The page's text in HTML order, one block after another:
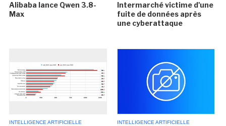
Alibaba lance Qwen 3.8-
Max
Intermarché victime d'une
fuite de données après
une cyberattaque
INTELLIGENCE ARTIFICIELLE INTELLIGENCE ARTIFICIELLE